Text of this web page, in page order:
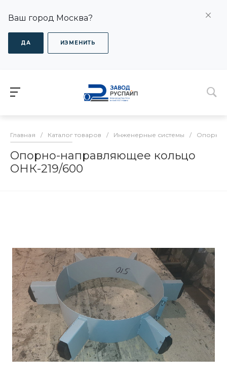
Ваш город Москва?
ДА ИЗМЕНИТЬ
Главная / Каталог товаров / Инженерные системы / Опорно-
Опорно-направляющее кольцо
ОНК-219/600